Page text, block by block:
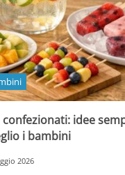
idee
i bambini
2026